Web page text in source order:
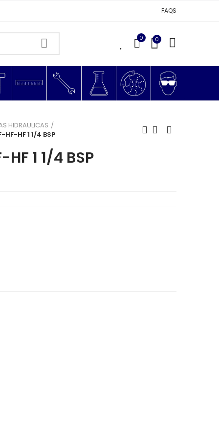
FAQS
0 0
HIDRAULICAS
HF-HF 1 1/4 BSP
1 1/4 BSP